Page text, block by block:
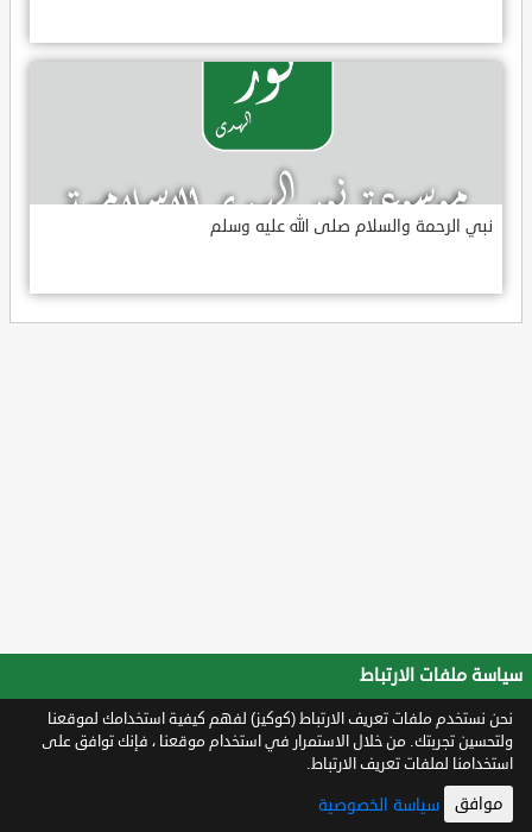
نبي الرحمة والسلام صلى الله عليه وسلم
سياسة ملفات الارتباط
نحن نستخدم ملفات تعريف الارتباط (كوكيز) لفهم كيفية استخدامك لموقعنا
ولتحسين تجربتك. من خلال الاستمرار في استخدام موقعنا ، فإنك توافق على
استخدامنا لملفات تعريف الارتباط.
موافق سياسة الخصوصية